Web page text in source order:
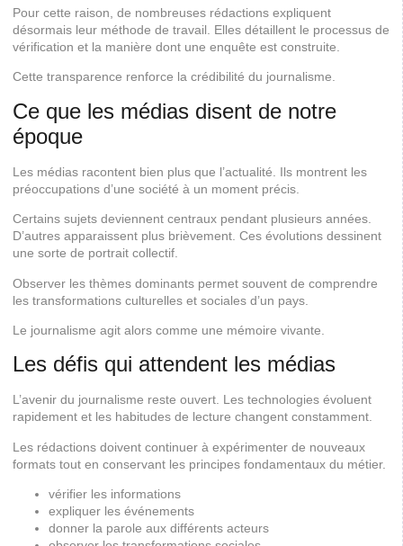
Pour cette raison, de nombreuses rédactions expliquent
désormais leur méthode de travail. Elles détaillent le processus de
vérification et la manière dont une enquête est construite.
Cette transparence renforce la crédibilité du journalisme.
Ce que les médias disent de notre
époque
Les médias racontent bien plus que l’actualité. Ils montrent les
préoccupations d’une société à un moment précis.
Certains sujets deviennent centraux pendant plusieurs années.
D’autres apparaissent plus brièvement. Ces évolutions dessinent
une sorte de portrait collectif.
Observer les thèmes dominants permet souvent de comprendre
les transformations culturelles et sociales d’un pays.
Le journalisme agit alors comme une mémoire vivante.
Les défis qui attendent les médias
L’avenir du journalisme reste ouvert. Les technologies évoluent
rapidement et les habitudes de lecture changent constamment.
Les rédactions doivent continuer à expérimenter de nouveaux
formats tout en conservant les principes fondamentaux du métier.
vérifier les informations
expliquer les événements
donner la parole aux différents acteurs